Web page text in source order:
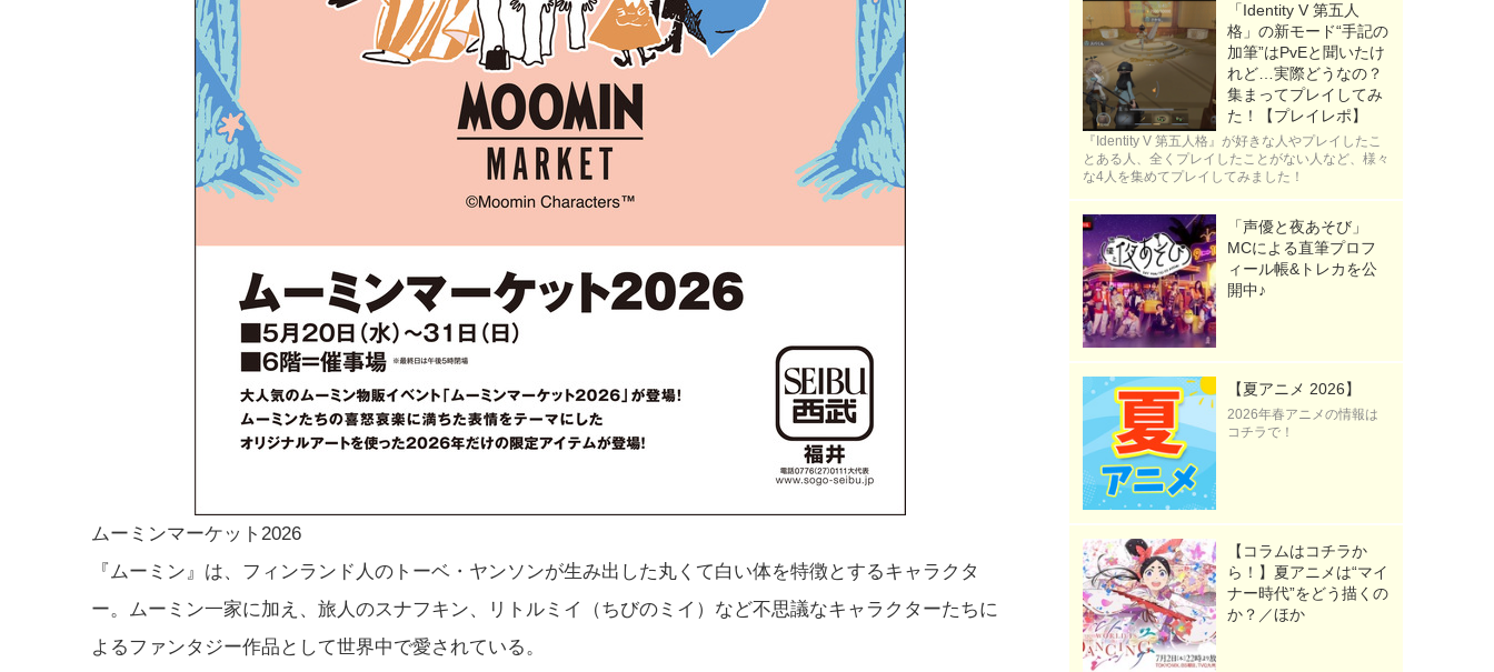
ムーミンマーケット2026
『ムーミン』は、フィンランド人のトーベ・ヤンソンが生み出した丸くて白い体を特徴とするキャラクタ
ー。ムーミン一家に加え、旅人のスナフキン、リトルミイ（ちびのミイ）など不思議なキャラクターたちに
よるファンタジー作品として世界中で愛されている。
「Identity V 第五人
格」の新モード“手記の
加筆”はPvEと聞いたけ
れど…実際どうなの？
集まってプレイしてみ
た！【プレイレポ】
『Identity V 第五人格』が好きな人やプレイしたこ
とある人、全くプレイしたことがない人など、様々
な4人を集めてプレイしてみました！
「声優と夜あそび」
MCによる直筆プロフ
ィール帳&トレカを公
開中♪
【夏アニメ 2026】
2026年春アニメの情報は
コチラで！
【コラムはコチラか
ら！】夏アニメは“マイ
ナー時代”をどう描くの
か？／ほか